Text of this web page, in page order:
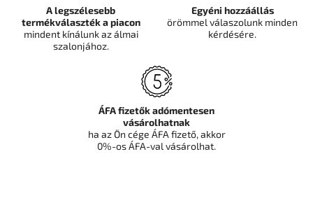
A legszélesebb
termékválaszték a piacon
mindent kínálunk az álmai
szalonjához.
Egyéni hozzáállás
örömmel válaszolunk minden
kérdésére.
ÁFA fizetők adómentesen
vásárolhatnak
ha az Ön cége ÁFA fizető, akkor
0%-os ÁFA-val vásárolhat.